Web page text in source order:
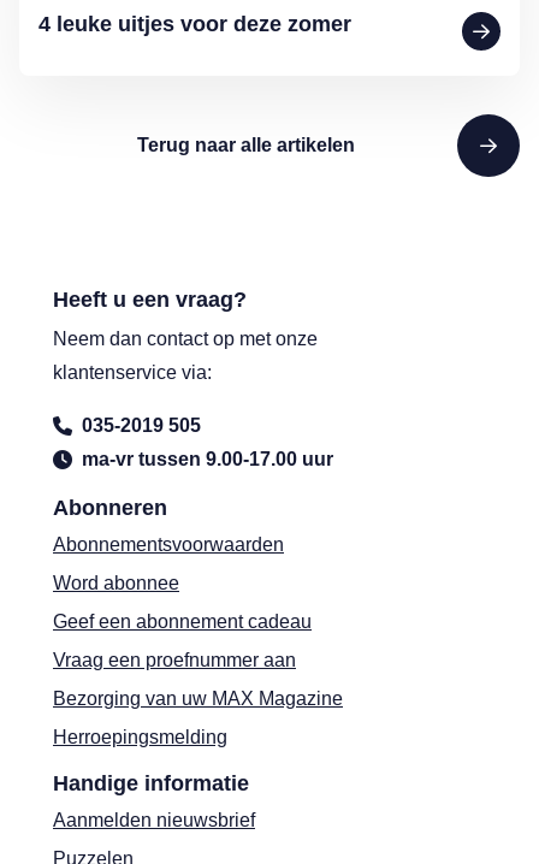
4 leuke uitjes voor deze zomer
Terug naar alle artikelen
Abonneren
Abonnementsvoorwaarden
Word abonnee
Geef een abonnement cadeau
Vraag een proefnummer aan
Bezorging van uw MAX Magazine
Herroepingsmelding
Handige informatie
Aanmelden nieuwsbrief
Puzzelen
Heeft u een vraag?
Neem dan contact op met onze
klantenservice via:
035-2019 505
ma-vr tussen 9.00-17.00 uur